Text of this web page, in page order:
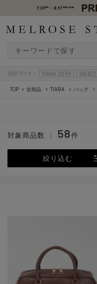
注目ワード： TIARA 25TH SELECT
TOP 全商品 TIARA バッグ
絞り込む
対象商品数 ： 58件